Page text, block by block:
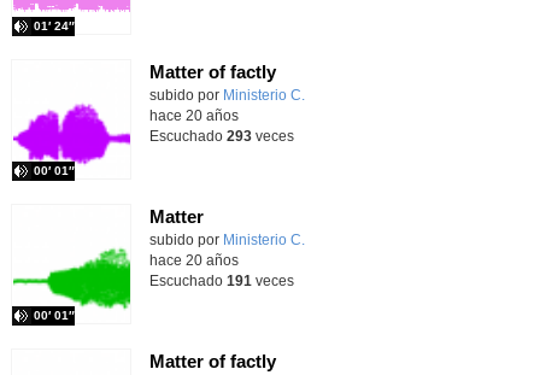
01′ 24″
Matter of factly
subido por Ministerio C.
00′ 01″
hace 20 años
Escuchado 293veces
Matter
subido por Ministerio C.
00′ 01″
hace 20 años
Escuchado 191 veces
Matter of factly